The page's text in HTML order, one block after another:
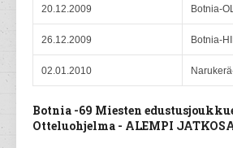
20.12.2009 Botnia-
26.12.2009 Botnia-
02.01.2010
Botnia -69 Miesten
Otteluohjelma - ALEMPI